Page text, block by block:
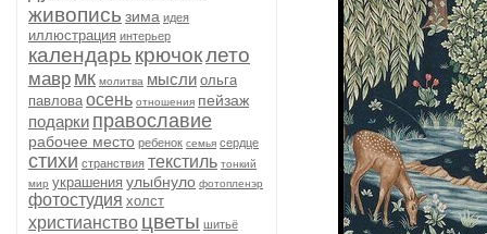
живопись зима идея
иллюстрация интерьер
календарь крючоклето
мавр мк молитва мысли ольга
павлова осень отношения пейзаж
подарки православие
рабочее место ребенок семья сердце
стихи странствия текстиль тонкий
мир украшения улыбнуло фотопленэр
фотостудия холст
христианство цветы шитьё